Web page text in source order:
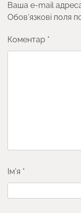
Ваша e-mail
Обов’язкові поля
Коментар *
Ім'я *